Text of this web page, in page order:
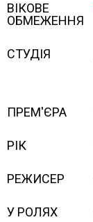
ВІКОВЕ
ОБМЕЖЕННЯ
СТУДІЯ
ПРЕМ'ЄРА
РІК
РЕЖИСЕР
У РОЛЯХ